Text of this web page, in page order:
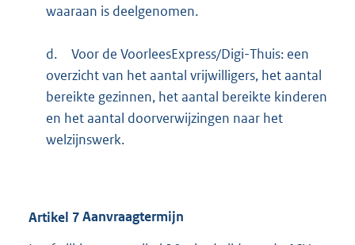
waaraan is deelgenomen.
d.
Voor de VoorleesExpress/Digi-Thuis: een
overzicht van het aantal vrijwilligers, het aantal
bereikte gezinnen, het aantal bereikte kinderen
en het aantal doorverwijzingen naar het
welzijnswerk.
Artikel 7Aanvraagtermijn